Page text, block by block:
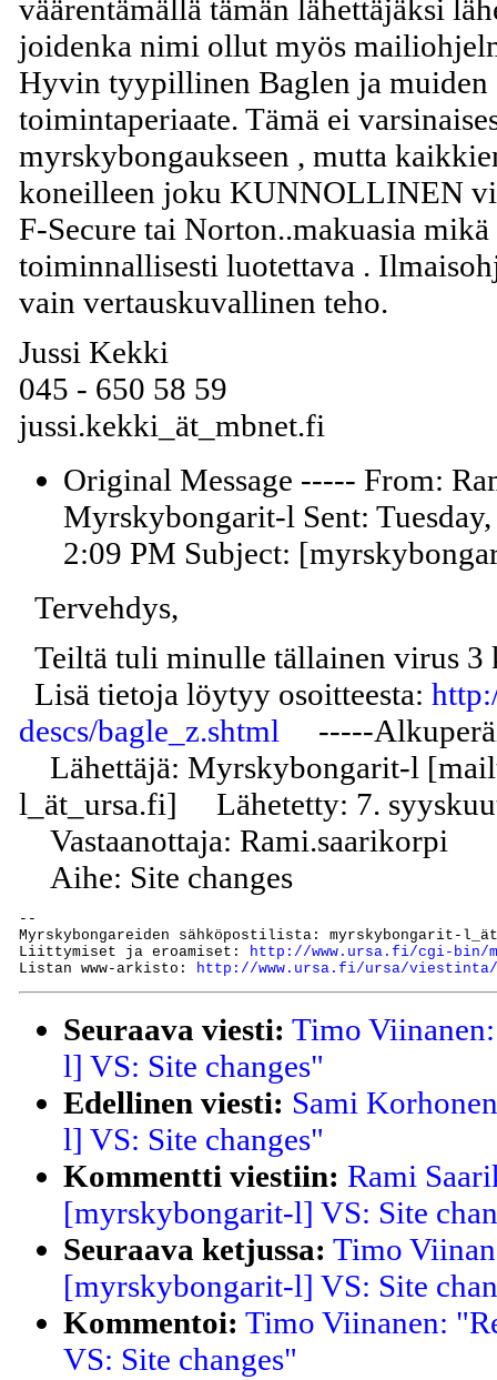
väärentämällä tämän lähettäjäksi
joidenka nimi ollut myös
Hyvin tyypillinen Baglen ja muiden
toimintaperiaate. Tämä ei
myrskybongaukseen , mutta
koneilleen joku KUNNOLLINEN
F-Secure tai Norton..makuasia
toiminnallisesti luotettava .
vain vertauskuvallinen teho.
Jussi Kekki
045 - 650 58 59
jussi.kekki_ät_mbnet.fi
Original Message ----- From:
Myrskybongarit-l Sent:
2:09 PM Subject:
Tervehdys,
Teiltä tuli minulle tällainen virus 3
Lisä tietoja löytyy osoitteesta:
descs/bagle_z.shtml -----
Lähettäjä: Myrskybongarit-l
l_ät_ursa.fi] Lähetetty: 7.
Vastaanottaja: Rami.saarikorpi
Aihe: Site changes
--
Myrskybongareiden sähköpostilista: myrskybongarit-
Liittymiset ja eroamiset:
http://www.ursa.fi/cgi-bin/
Listan www-arkisto:
http://www.ursa.fi/ursa/viestinta/
Seuraava viesti: Timo
l] VS: Site changes"
Edellinen viesti: Sami
l] VS: Site changes"
Kommentti viestiin: Rami
[myrskybongarit-l] VS: Site
Seuraava ketjussa: Timo
[myrskybongarit-l] VS: Site
Kommentoi: Timo Viinanen:
VS: Site changes"